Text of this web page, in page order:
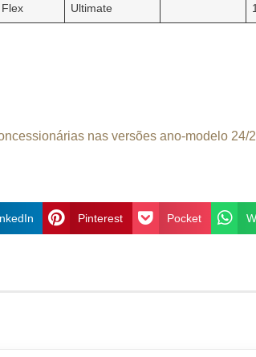
Ultimate
nas versões ano-modelo 24/
Pinterest Pocket